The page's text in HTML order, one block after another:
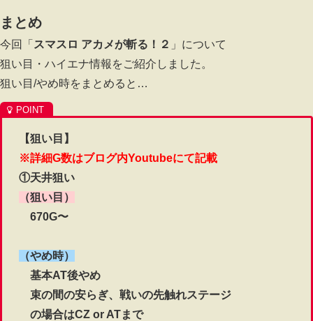
まとめ
今回「 スマスロ アカメが斬る！２ 」について
狙い目・ハイエナ情報をご紹介しました。
狙い目/やめ時をまとめると…
【狙い目】
※詳細G数はブログ内Youtubeにて記載
①天井狙い
（狙い目）
670G〜
（やめ時）
基本AT後やめ
束の間の安らぎ、戦いの先触れステージ
の場合はCZ or ATまで